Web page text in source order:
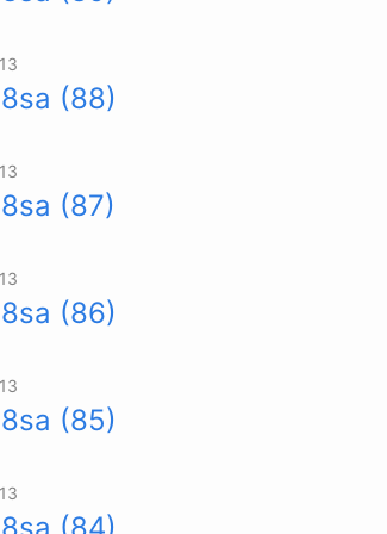
(88)
(87)
(86)
(85)